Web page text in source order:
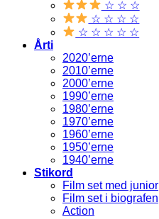
☆ ☆ ☆
☆ ☆ ☆ ☆
☆ ☆ ☆ ☆ ☆
Årti
2020’erne
2010’erne
2000’erne
1990’erne
1980’erne
1970’erne
1960’erne
1950’erne
1940’erne
Stikord
Film set med junior
Film set i biografen
Action